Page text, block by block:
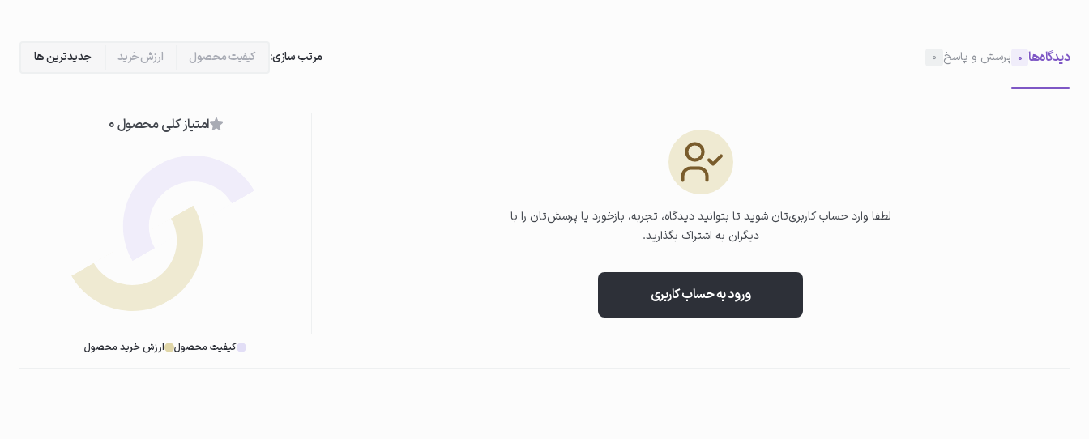
دیدگاه‌ها 0 پرسش و پاسخ 0 مرتب سازی: کیفیت محصول ارزش خرید جدیدترین ها
لطفا وارد حساب کاربری‌تان شوید تا بتوانید دیدگاه، تجربه، بازخورد یا پرسش‌تان را با
دیگران به اشتراک بگذارید.
ورود به حساب کاربری
امتیاز کلی محصول 0
کیفیت محصول ارزش خرید محصول